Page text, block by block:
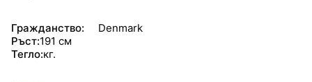
Гражданство:
Denmark
Ръст:191 см
Тегло:кг.